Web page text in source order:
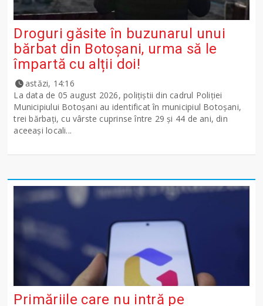
Droguri găsite în buzunarul unui
bărbat din Botoșani, urma să le
împartă cu alții doi!
astăzi, 14:16
La data de 05 august 2026, polițiștii din cadrul Poliției
Municipiului Botoșani au identificat în municipiul Botoșani,
trei bărbați, cu vârste cuprinse între 29 și 44 de ani, din
aceeași locali...
Primăriile care nu intră pe